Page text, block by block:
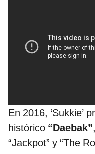
En 2016, ‘Sukkie’
histórico “Daebak”
“Jackpot” y “The